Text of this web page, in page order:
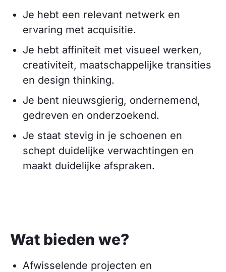
Je hebt een relevant netwerk en
ervaring met acquisitie.
Je hebt affiniteit met visueel werken,
creativiteit, maatschappelijke transities
en design thinking.
Je bent nieuwsgierig, ondernemend,
gedreven en onderzoekend.
Je staat stevig in je schoenen en
schept duidelijke verwachtingen en
maakt duidelijke afspraken.
Wat bieden we?
Afwisselende projecten en